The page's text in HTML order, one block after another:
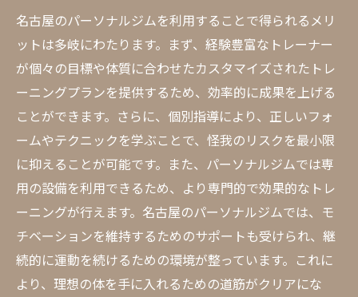
名古屋のパーソナルジムを利用することで得られるメリ
ットは多岐にわたります。まず、経験豊富なトレーナー
が個々の目標や体質に合わせたカスタマイズされたトレ
ーニングプランを提供するため、効率的に成果を上げる
ことができます。さらに、個別指導により、正しいフォ
ームやテクニックを学ぶことで、怪我のリスクを最小限
に抑えることが可能です。また、パーソナルジムでは専
用の設備を利用できるため、より専門的で効果的なトレ
ーニングが行えます。名古屋のパーソナルジムでは、モ
チベーションを維持するためのサポートも受けられ、継
続的に運動を続けるための環境が整っています。これに
より、理想の体を手に入れるための道筋がクリアにな